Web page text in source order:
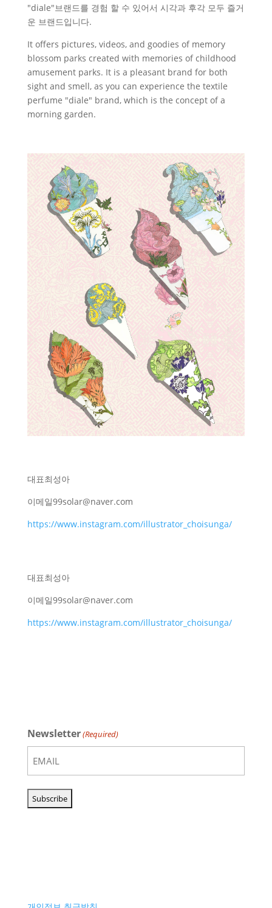
"diale"브랜드를 경험 할 수 있어서 시각과 후각 모두 즐거
운 브랜드입니다.
It offers pictures, videos, and goodies of memory
blossom parks created with memories of childhood
amusement parks. It is a pleasant brand for both
sight and smell, as you can experience the textile
perfume "diale" brand, which is the concept of a
morning garden.
대표최성아
이메일99solar@naver.com
https://www.instagram.com/illustrator_choisunga/
대표최성아
이메일99solar@naver.com
https://www.instagram.com/illustrator_choisunga/
Newsletter(Required)